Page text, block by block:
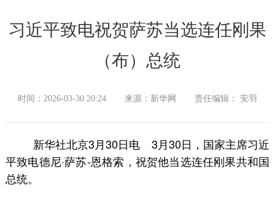
习近平致电祝贺萨苏当选连任刚果
（布）总统
时间：2026-03-30 20:24 来源：新华网 责任编辑： 安羽
新华社北京3月30日电 3月30日，国家主席习近
平致电德尼·萨苏-恩格索，祝贺他当选连任刚果共和国
总统。